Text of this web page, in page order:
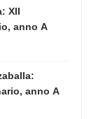
XII
anno A
anno A